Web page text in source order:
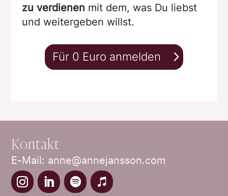
zu verdienen mit dem, was Du liebst
und weitergeben willst.
Für 0 Euro anmelden
Kontakt
E-Mail: anne@annejansson.com